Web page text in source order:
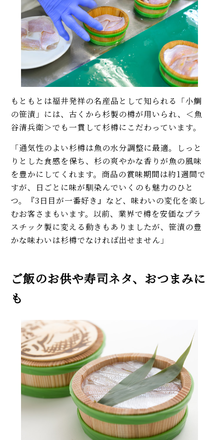
もともとは福井発祥の名産品として知られる「小鯛
の笹漬」には、古くから杉製の樽が用いられ、＜魚
谷清兵衛＞でも一貫して杉樽にこだわっています。
「通気性のよい杉樽は魚の水分調整に最適。しっと
りとした食感を保ち、杉の爽やかな香りが魚の風味
を豊かにしてくれます。商品の賞味期間は約1週間で
すが、日ごとに味が馴染んでいくのも魅力のひと
つ。『3日目が一番好き』など、味わいの変化を楽し
むお客さまもいます。以前、業界で樽を安価なプラ
スチック製に変える動きもありましたが、笹漬の豊
かな味わいは杉樽でなければ出せません」
ご飯のお供や寿司ネタ、おつまみに
も